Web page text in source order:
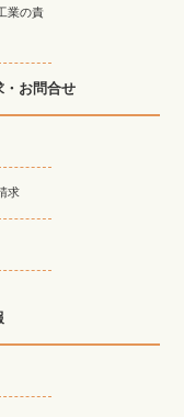
業の責
・お問合せ
求